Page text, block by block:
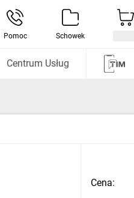
Pomoc Schowek
Centrum Usług
Cena: